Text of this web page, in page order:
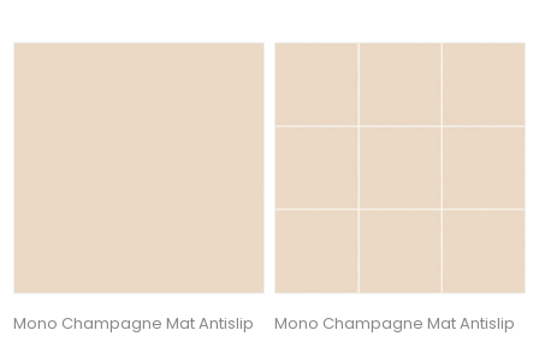
Mono Champagne Mat Antislip
Mono Champagne Mat Antislip